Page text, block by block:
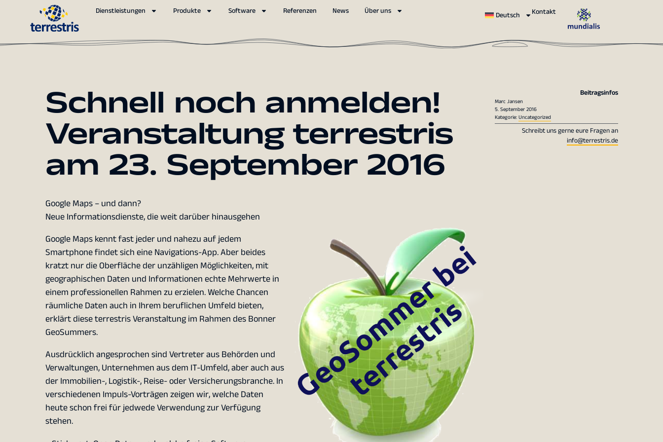
Dienstleistungen Produkte Software Referenzen News Über uns Deutsch Kontakt
Schnell noch anmelden!
Veranstaltung terrestris
am 23. September 2016
Google Maps – und dann?
Neue Informationsdienste, die weit darüber hinausgehen
Google Maps kennt fast jeder und nahezu auf jedem
Smartphone findet sich eine Navigations-App. Aber beides
kratzt nur die Oberfläche der unzähligen Möglichkeiten, mit
geographischen Daten und Informationen echte Mehrwerte in
einem professionellen Rahmen zu erzielen. Welche Chancen
räumliche Daten auch in Ihrem beruflichen Umfeld bieten,
erklärt diese terrestris Veranstaltung im Rahmen des Bonner
GeoSummers.
Ausdrücklich angesprochen sind Vertreter aus Behörden und
Verwaltungen, Unternehmen aus dem IT-Umfeld, aber auch aus
der Immobilien-, Logistik-, Reise- oder Versicherungsbranche. In
verschiedenen Impuls-Vorträgen zeigen wir, welche Daten
heute schon frei für jedwede Verwendung zur Verfügung
stehen.
Beitragsinfos
Marc Jansen
5. September 2016
Kategorie:Uncategorized
Schreibt uns gerne eure Fragen an
info@terrestris.de